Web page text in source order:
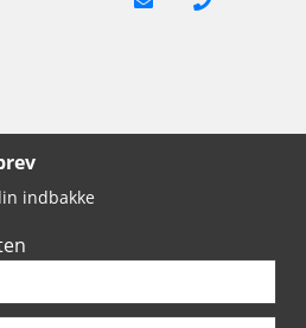
indbakke